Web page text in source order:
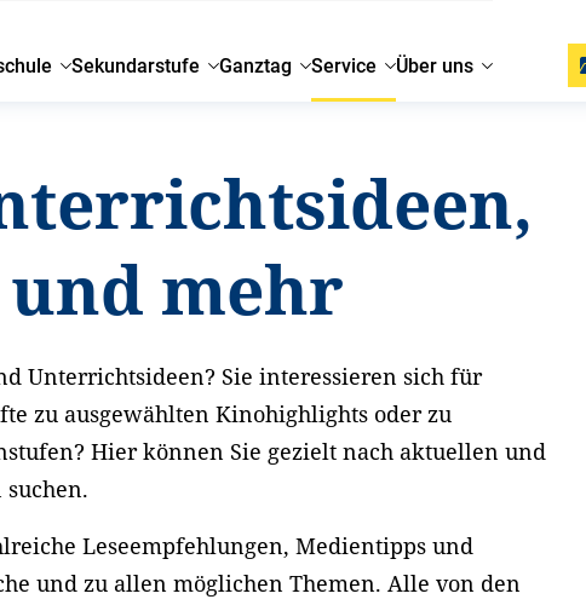
Sekundarstufe Ganztag Service Über uns
mehr
Unterrichtsideen? Sie interessieren sich für
zu ausgewählten Kinohighlights oder zu
Hier können Sie gezielt nach aktuellen und
Leseempfehlungen, Medientipps und
und zu allen möglichen Themen. Alle von den